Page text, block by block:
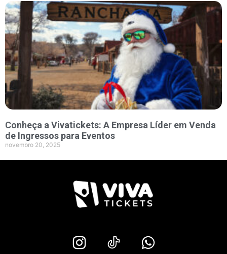
Conheça a Vivatickets: A Empresa Líder em Venda
de Ingressos para Eventos
novembro 20, 2025